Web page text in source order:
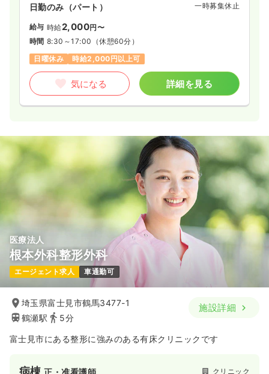
日勤のみ（パート） 一時募集休止
給与 時給2,000円〜
時間 8:30～17:00 （休憩60分）
日曜休み
時給2,000円以上可
気になる 詳細を見る
医療法人
根本外科整形外科
エージェント求人 車通勤可
埼玉県富士見市鶴馬3477-1
鶴瀬駅
5分
施設詳細
富士見市にある整形に強みのある有床クリニックです
病棟正・准看護師 クリニック